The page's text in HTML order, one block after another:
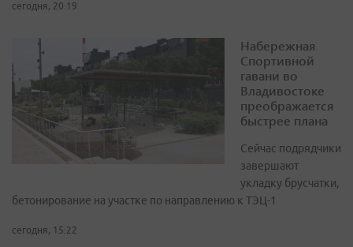
сегодня, 20:19
Набережная
Спортивной
гавани во
Владивостоке
преображается
быстрее плана
Сейчас подрядчики
завершают
укладку брусчатки,
бетонирование на участке по направлению к ТЭЦ-1
сегодня, 15:22